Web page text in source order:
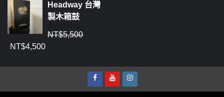
5Headway 台灣
製木箱鼓
評
NT$5,500
NT$4,500